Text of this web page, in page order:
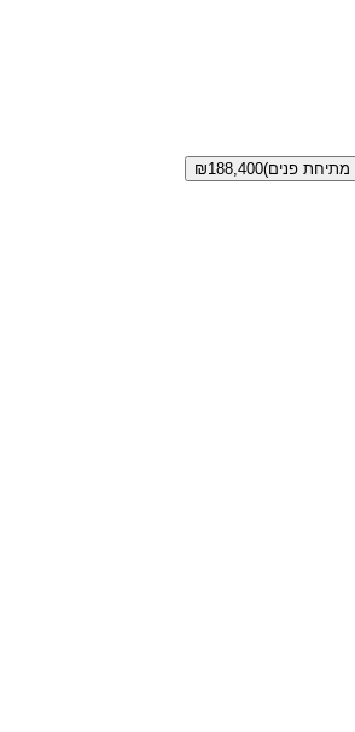
₪188,400